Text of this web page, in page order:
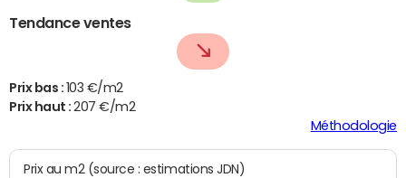
Tendance ventes
Prix bas : 103 €/m2
Prix haut :207 €/m2
Méthodologie
Prix au m2 (source : estimations JDN)